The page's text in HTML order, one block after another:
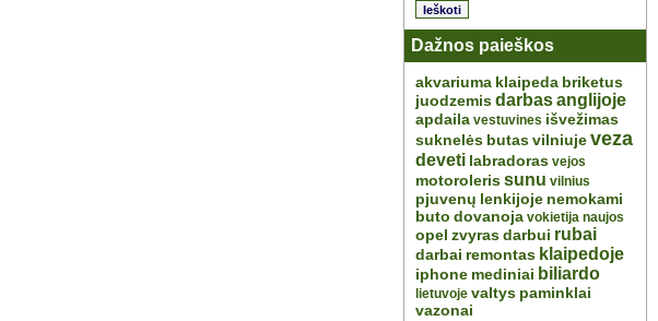
Dažnos paieškos
akvariuma klaipeda briketus
juodzemisdarbasanglijoje
apdaila vestuvines išvežimas
suknelės butasvilniujeveza
deveti labradoras vejos
motorolerissunu vilnius
pjuvenų lenkijoje nemokami
buto dovanoja vokietija naujos
opel zvyrasdarbui rubai
darbai remontas klaipedoje
iphone mediniai biliardo
lietuvoje valtys paminklai
vazonai